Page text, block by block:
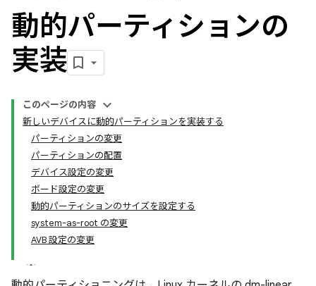
動的パーティションの
実装
このページの内容
新しいデバイスに動的パーティションを実装する
パーティションの変更
パーティションの配置
デバイス設定の変更
ボード設定の変更
動的パーティションのサイズを設定する
system-as-root の変更
AVB 設定の変更